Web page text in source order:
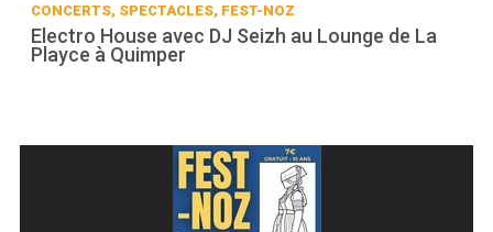
CONCERTS, SPECTACLES, FEST-NOZ
Electro House avec DJ Seizh au Lounge de La
Playce à Quimper